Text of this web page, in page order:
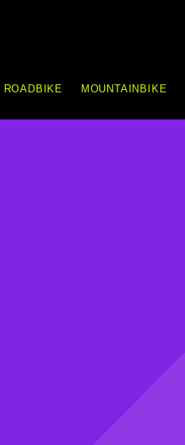
ROADBIKE MOUNTAINBIKE